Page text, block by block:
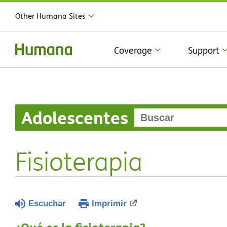
Other Humana Sites
Coverage Support
Adolescentes
Fisioterapia
Escuchar Imprimir